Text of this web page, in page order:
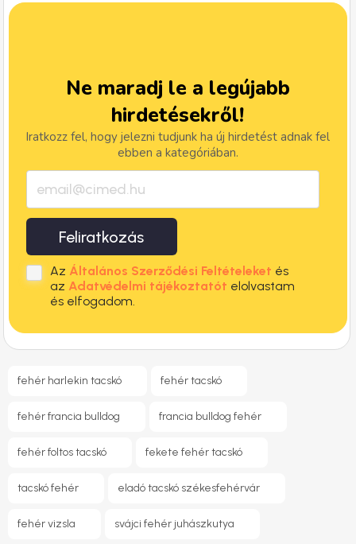
Ne maradj le a legújabb
hirdetésekről!
Iratkozz fel, hogy jelezni tudjunk ha új hirdetést adnak fel
ebben a kategóriában.
Feliratkozás
Az Általános Szerződési Feltételeket és
az Adatvédelmi tájékoztatót elolvastam
és elfogadom.
fehér harlekin tacskó fehér tacskó
fehér francia bulldog francia bulldog fehér​
fehér foltos tacskó fekete fehér tacskó
tacskó fehér eladó tacskó székesfehérvár
fehér vizsla svájci fehér juhászkutya